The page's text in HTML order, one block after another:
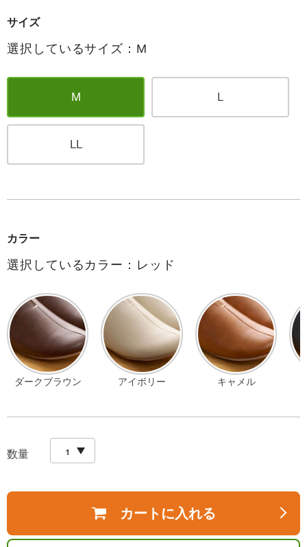
サイズ
選択しているサイズ：M
M L
LL
カラー
選択しているカラー：レッド
ダークブラウン アイボリー キャメル
数量
カートに入れる